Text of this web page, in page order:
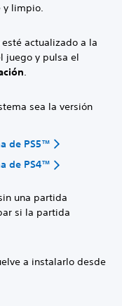
y limpio.
actualizado a la
juego y pulsa el
sea la versión
de PS5™
de PS4™
una partida
si la partida
a instalarlo desde